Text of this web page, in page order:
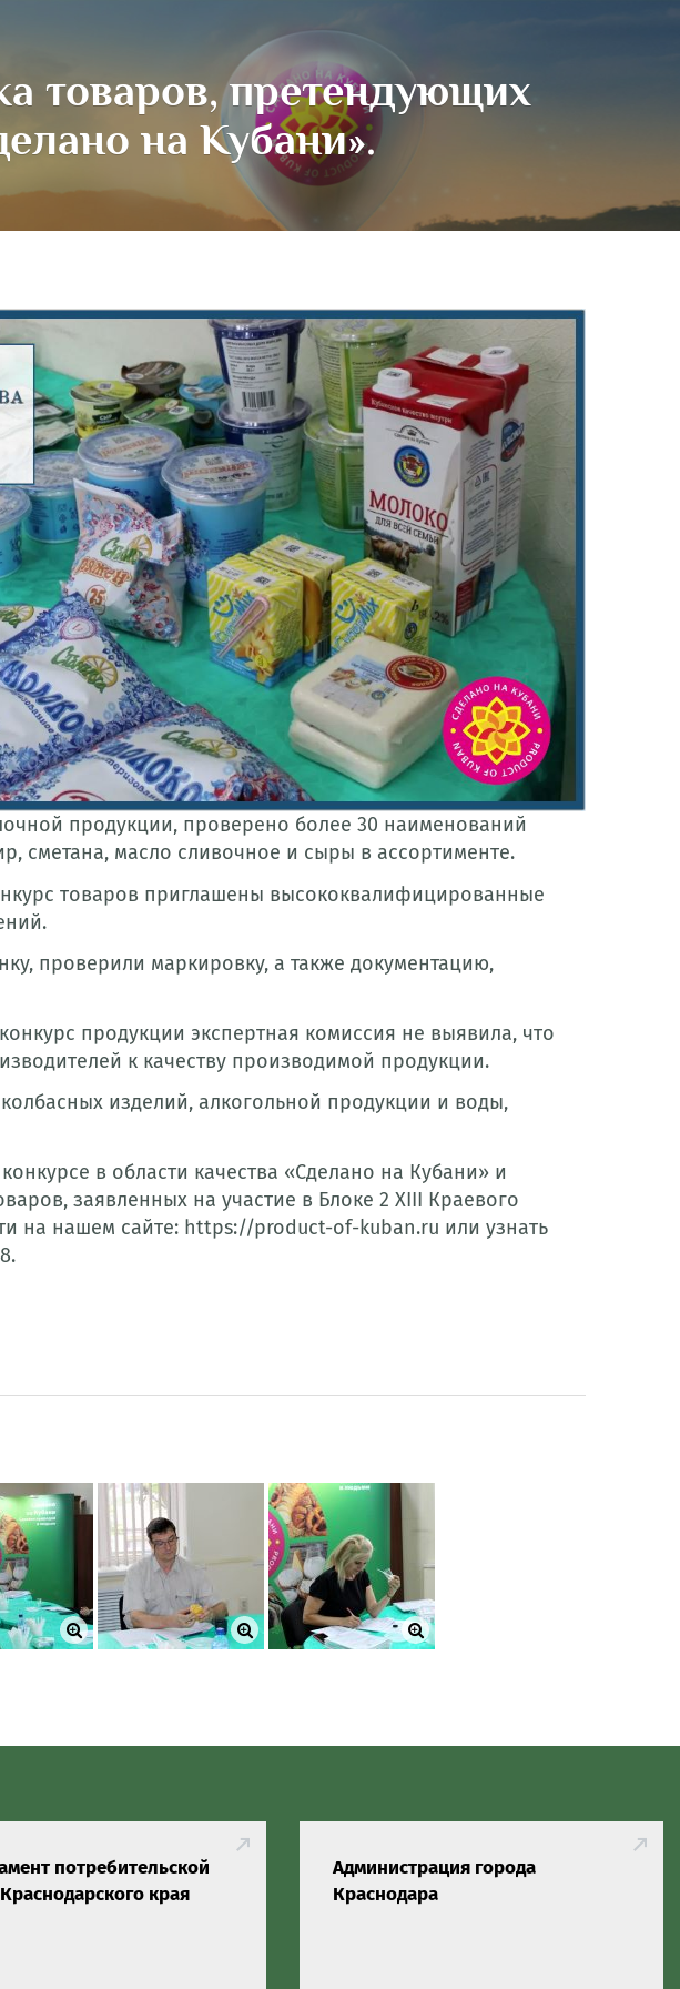
товаров, претендующих
на Кубани».
продукции, проверено более 30 наименований
сметана, масло сливочное и сыры в ассортименте.
товаров приглашены высококвалифицированные
проверили маркировку, а также документацию,
продукции экспертная комиссия не выявила, что
к качеству производимой продукции.
изделий, алкогольной продукции и воды,
в области качества «Сделано на Кубани» и
заявленных на участие в Блоке 2 XIII Краевого
на нашем сайте: https://product-of-kuban.ru или узнать
потребительской
края
Администрация города
Краснодара